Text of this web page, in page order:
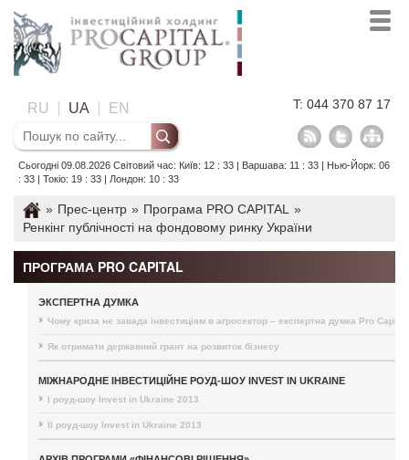
RU UA EN T: 044 370 87 17
Сьогодні 09.08.2026 Світовий час: Київ: 12 : 33 | Варшава: 11 : 33 | Нью-Йорк: 06
: 33 | Токіо: 19 : 33 | Лондон: 10 : 33
» Прес-центр » Програма PRO CAPITAL
»
Ренкінг публічності на фондовому ринку України
ПРОГРАМА PRO CAPITAL
ЭКСПЕРТНА ДУМКА
Чому криза не завада інвестиціям в агросектор – експертна думка Pro
Як отримати державний грант на розвиток бізнесу
МІЖНАРОДНЕ ІНВЕСТИЦІЙНЕ РОУД-ШОУ INVEST IN UKRAINE
I роуд-шоу Invest in Ukraine 2013
II роуд-шоу Invest in Ukraine 2013